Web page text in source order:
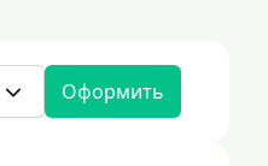
Оформить